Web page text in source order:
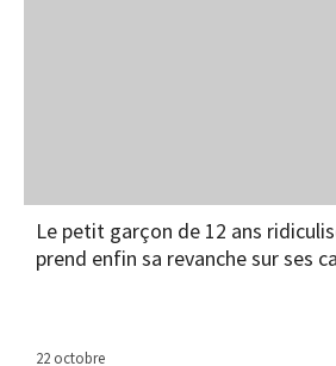
Le petit garçon de 12 ans
prend enfin sa revanche sur ses
22 octobre